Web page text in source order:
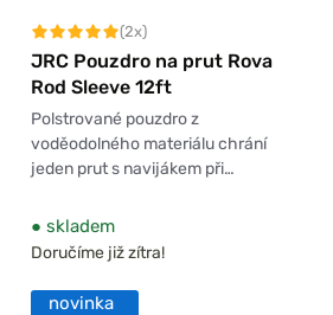
(2x)
JRC Pouzdro na prut Rova
Rod Sleeve 12ft
Polstrované pouzdro z
voděodolného materiálu chrání
jeden prut s navijákem při…
● skladem
Doručíme již zítra!
novinka